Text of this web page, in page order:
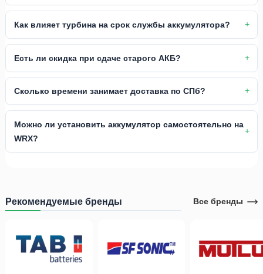
Как влияет турбина на срок службы аккумулятора?
Есть ли скидка при сдаче старого АКБ?
Сколько времени занимает доставка по СПб?
Можно ли установить аккумулятор самостоятельно на
WRX?
Рекомендуемые бренды Все бренды